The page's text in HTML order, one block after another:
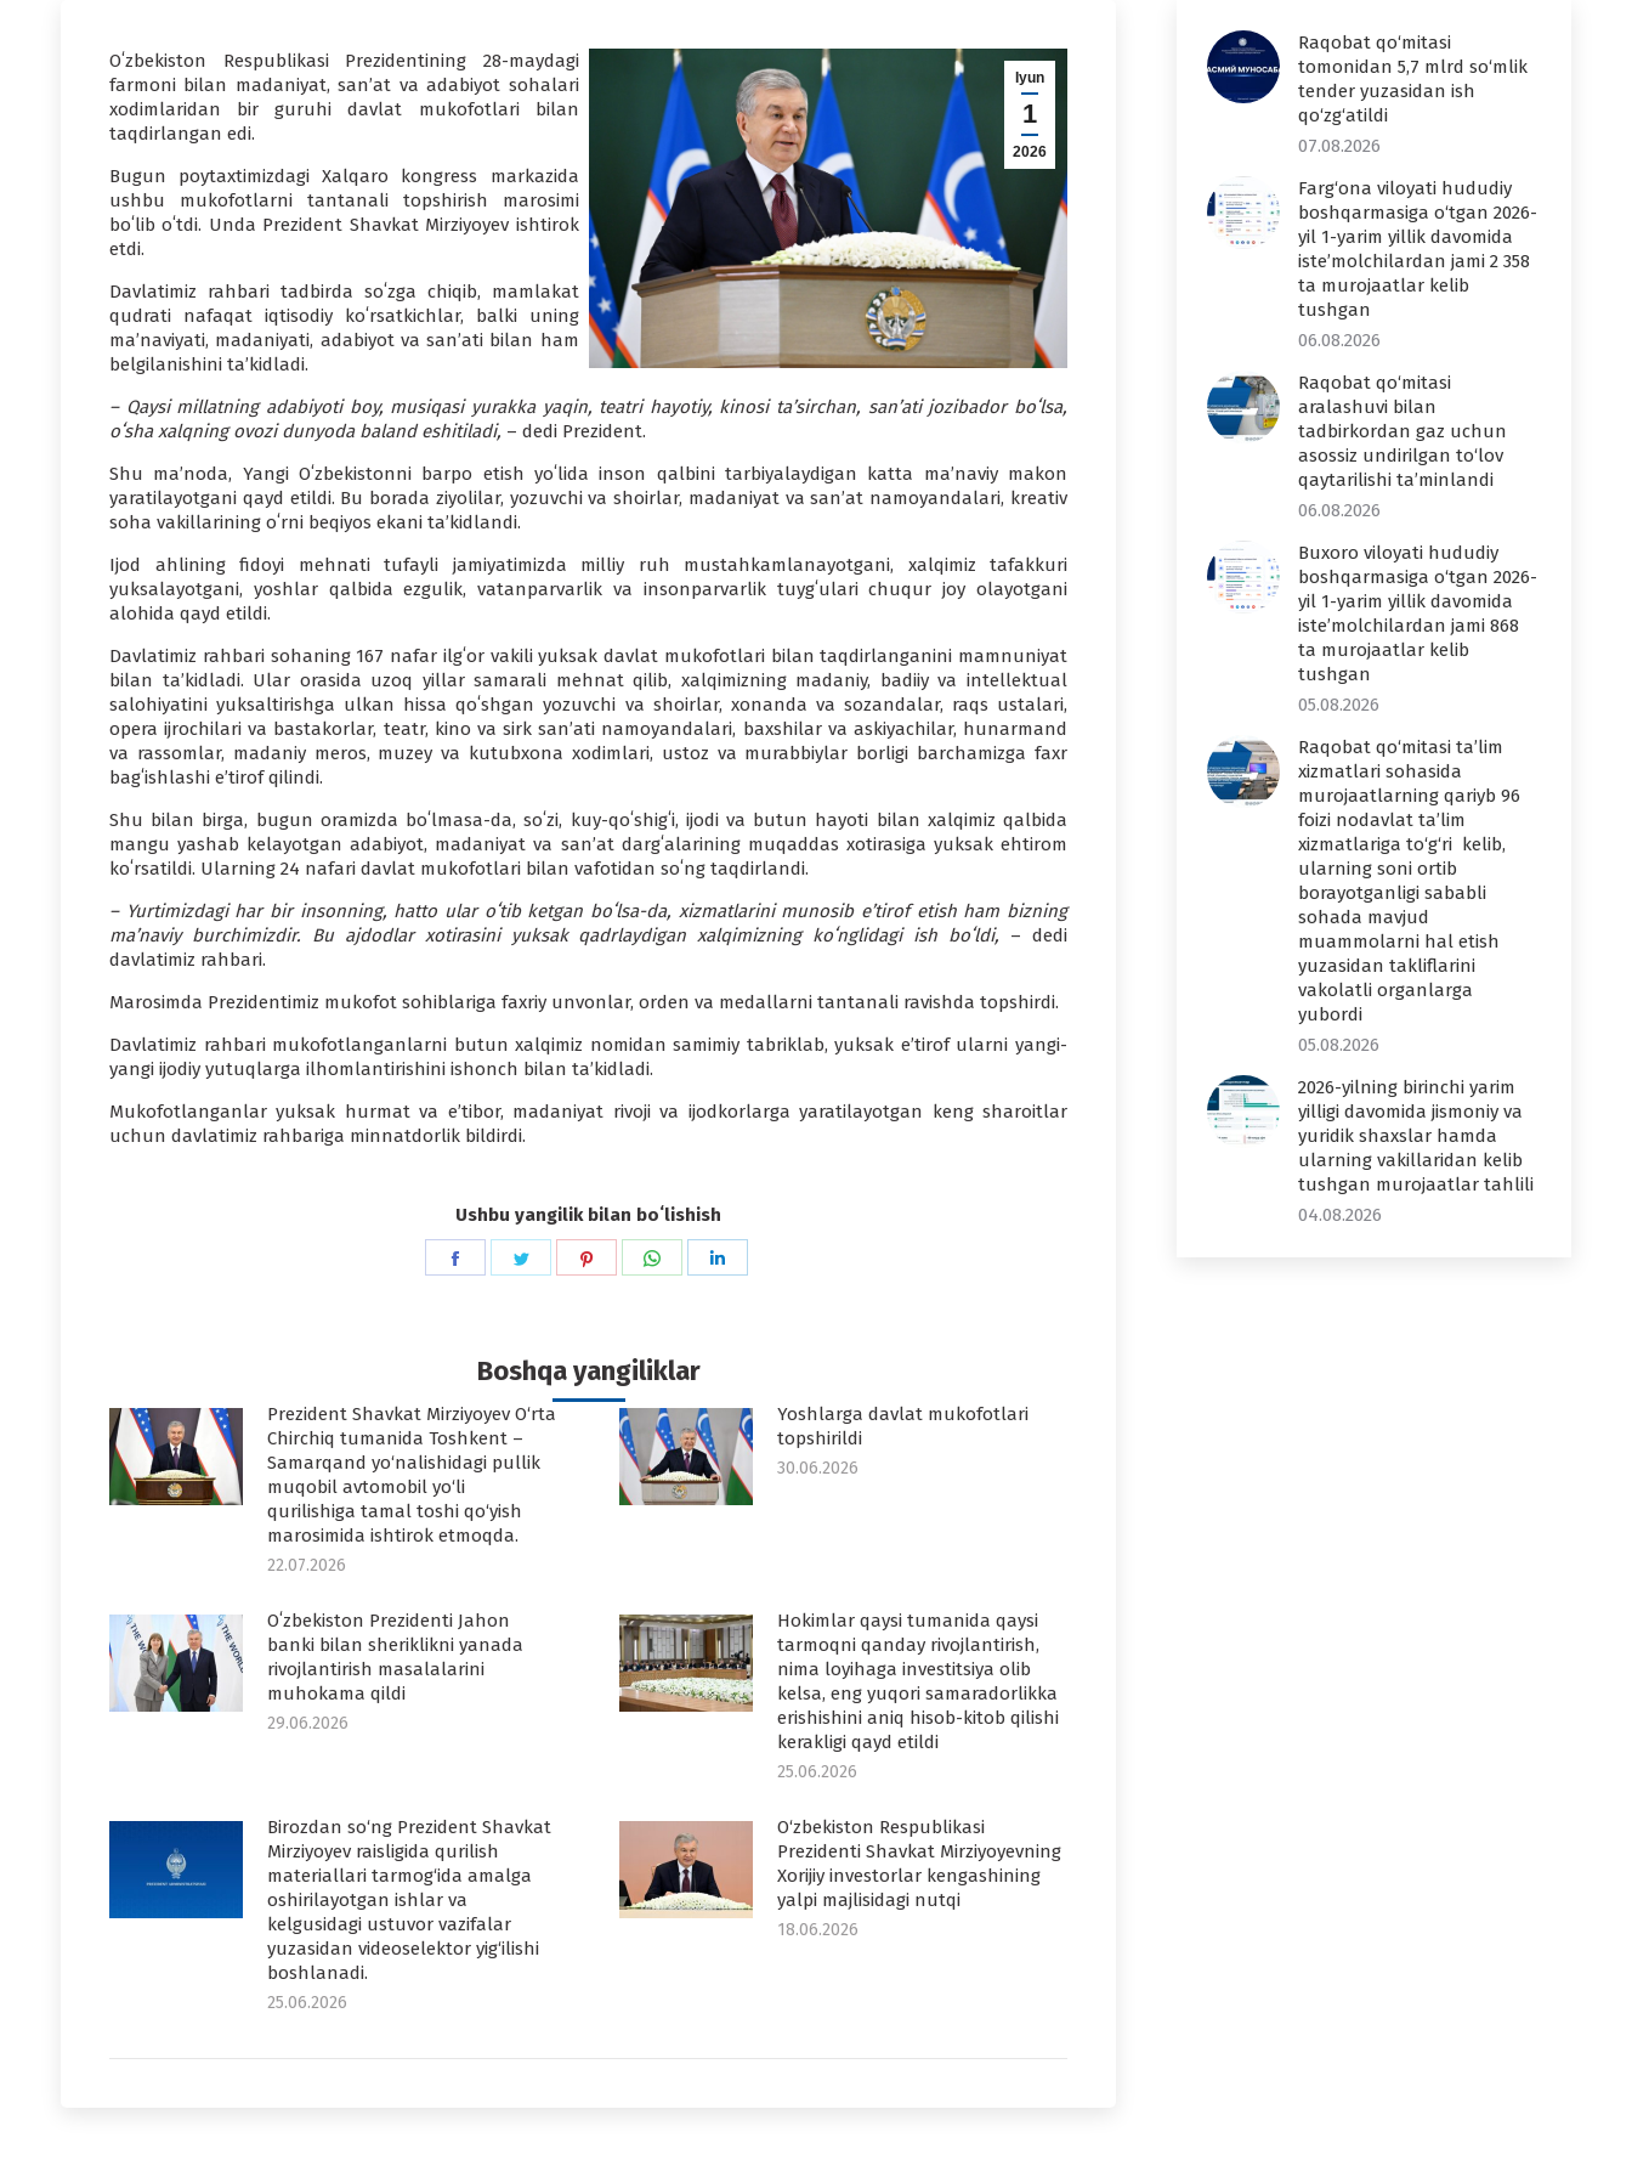
Iyun
1
2026
Oʻzbekiston Respublikasi Prezidentining 28-maydagi
farmoni bilan madaniyat, sanʼat va adabiyot sohalari
xodimlaridan bir guruhi davlat mukofotlari bilan
taqdirlangan edi.
Bugun poytaxtimizdagi Xalqaro kongress markazida
ushbu mukofotlarni tantanali topshirish marosimi
boʻlib oʻtdi. Unda Prezident Shavkat Mirziyoyev ishtirok
etdi.
Davlatimiz rahbari tadbirda soʻzga chiqib, mamlakat
qudrati nafaqat iqtisodiy koʻrsatkichlar, balki uning
maʼnaviyati, madaniyati, adabiyot va sanʼati bilan ham
belgilanishini taʼkidladi.
– Qaysi millatning adabiyoti boy, musiqasi yurakka yaqin, teatri hayotiy, kinosi taʼsirchan, sanʼati jozibador boʻlsa,
oʻsha xalqning ovozi dunyoda baland eshitiladi, – dedi Prezident.
Shu maʼnoda, Yangi Oʻzbekistonni barpo etish yoʻlida inson qalbini tarbiyalaydigan katta maʼnaviy makon
yaratilayotgani qayd etildi. Bu borada ziyolilar, yozuvchi va shoirlar, madaniyat va sanʼat namoyandalari, kreativ
soha vakillarining oʻrni beqiyos ekani taʼkidlandi.
Ijod ahlining fidoyi mehnati tufayli jamiyatimizda milliy ruh mustahkamlanayotgani, xalqimiz tafakkuri
yuksalayotgani, yoshlar qalbida ezgulik, vatanparvarlik va insonparvarlik tuygʻulari chuqur joy olayotgani
alohida qayd etildi.
Davlatimiz rahbari sohaning 167 nafar ilgʻor vakili yuksak davlat mukofotlari bilan taqdirlanganini mamnuniyat
bilan taʼkidladi. Ular orasida uzoq yillar samarali mehnat qilib, xalqimizning madaniy, badiiy va intellektual
salohiyatini yuksaltirishga ulkan hissa qoʻshgan yozuvchi va shoirlar, xonanda va sozandalar, raqs ustalari,
opera ijrochilari va bastakorlar, teatr, kino va sirk sanʼati namoyandalari, baxshilar va askiyachilar, hunarmand
va rassomlar, madaniy meros, muzey va kutubxona xodimlari, ustoz va murabbiylar borligi barchamizga faxr
bagʻishlashi e’tirof qilindi.
Shu bilan birga, bugun oramizda boʻlmasa-da, soʻzi, kuy-qoʻshigʻi, ijodi va butun hayoti bilan xalqimiz qalbida
mangu yashab kelayotgan adabiyot, madaniyat va sanʼat dargʻalarining muqaddas xotirasiga yuksak ehtirom
koʻrsatildi. Ularning 24 nafari davlat mukofotlari bilan vafotidan soʻng taqdirlandi.
– Yurtimizdagi har bir insonning, hatto ular oʻtib ketgan boʻlsa-da, xizmatlarini munosib eʼtirof etish ham bizning
maʼnaviy burchimizdir. Bu ajdodlar xotirasini yuksak qadrlaydigan xalqimizning koʻnglidagi ish boʻldi, – dedi
davlatimiz rahbari.
Marosimda Prezidentimiz mukofot sohiblariga faxriy unvonlar, orden va medallarni tantanali ravishda topshirdi.
Davlatimiz rahbari mukofotlanganlarni butun xalqimiz nomidan samimiy tabriklab, yuksak eʼtirof ularni yangi-
yangi ijodiy yutuqlarga ilhomlantirishini ishonch bilan taʼkidladi.
Mukofotlanganlar yuksak hurmat va eʼtibor, madaniyat rivoji va ijodkorlarga yaratilayotgan keng sharoitlar
uchun davlatimiz rahbariga minnatdorlik bildirdi.
Ushbu yangilik bilan boʻlishish
Share
Share
Share
Share
Boshqa yangiliklar
Prezident Shavkat Mirziyoyev O‘rta
Chirchiq tumanida Toshkent –
Samarqand yo‘nalishidagi pullik
muqobil avtomobil yo‘li
qurilishiga tamal toshi qo‘yish
marosimida ishtirok etmoqda.
22.07.2026
Yoshlarga davlat mukofotlari
topshirildi
30.06.2026
Oʻzbekiston Prezidenti Jahon
banki bilan sheriklikni yanada
rivojlantirish masalalarini
muhokama qildi
29.06.2026
Hokimlar qaysi tumanida qaysi
tarmoqni qanday rivojlantirish,
nima loyihaga investitsiya olib
kelsa, eng yuqori samaradorlikka
erishishini aniq hisob-kitob qilishi
kerakligi qayd etildi
25.06.2026
Birozdan so‘ng Prezident Shavkat
Mirziyoyev raisligida qurilish
materiallari tarmog‘ida amalga
oshirilayotgan ishlar va
kelgusidagi ustuvor vazifalar
yuzasidan videoselektor yig‘ilishi
boshlanadi.
25.06.2026
O‘zbekiston Respublikasi
Prezidenti Shavkat Mirziyoyevning
Xorijiy investorlar kengashining
yalpi majlisidagi nutqi
18.06.2026
Raqobat qo‘mitasi
tomonidan 5,7 mlrd so‘mlik
tender yuzasidan ish
qo‘zg‘atildi
07.08.2026
Farg‘ona viloyati hududiy
boshqarmasiga o‘tgan 2026-
yil 1-yarim yillik davomida
iste’molchilardan jami 2 358
ta murojaatlar kelib
tushgan
06.08.2026
Raqobat qo‘mitasi
aralashuvi bilan
tadbirkordan gaz uchun
asossiz undirilgan to‘lov
qaytarilishi ta’minlandi
06.08.2026
Buxoro viloyati hududiy
boshqarmasiga o‘tgan 2026-
yil 1-yarim yillik davomida
iste’molchilardan jami 868
ta murojaatlar kelib
tushgan
05.08.2026
Raqobat qo‘mitasi ta’lim
xizmatlari sohasida
murojaatlarning qariyb 96
foizi nodavlat ta’lim
xizmatlariga to‘g‘ri kelib,
ularning soni ortib
borayotganligi sababli
sohada mavjud
muammolarni hal etish
yuzasidan takliflarini
vakolatli organlarga
yubordi
05.08.2026
2026-yilning birinchi yarim
yilligi davomida jismoniy va
yuridik shaxslar hamda
ularning vakillaridan kelib
tushgan murojaatlar tahlili
04.08.2026